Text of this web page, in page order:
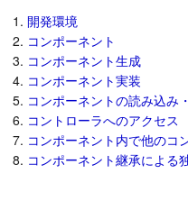
開発環境
コンポーネント
コンポーネント生成
コンポーネント実装
コンポーネントの読み込み
コントローラへのアクセス
コンポーネント内で他のコ
コンポーネント継承による